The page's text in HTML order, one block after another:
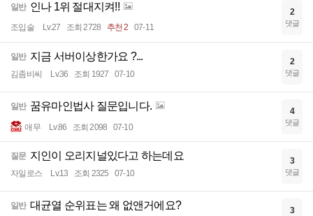
일반 인나 1위 절대지켜!!
조입술 Lv.27 조회 2728 추천 2 07-11
2
댓글
일반 지금 서버이상한가요 ?...
김좀비씨 Lv.36 조회 1927 07-10
2
댓글
일반 꿈유마인법사 질문입니다.
애무 Lv.86 조회 2098 07-10
4
댓글
질문 지인이 오리지널있다고 하는데요
자일로스 Lv.13 조회 2325 07-10
3
댓글
일반 대균열 순위표는 왜 없앤거에요? 3